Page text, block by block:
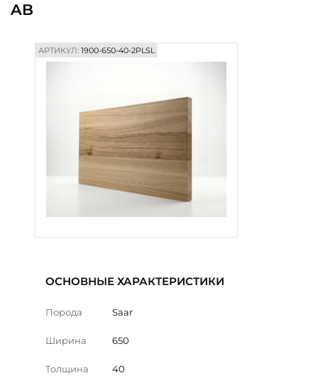
Контакты
AB
АРТИКУЛ:1900-650-40-2PLSL
ОСНОВНЫЕ ХАРАКТЕРИСТИКИ
Порода Saar
Ширина 650
Толщина 40